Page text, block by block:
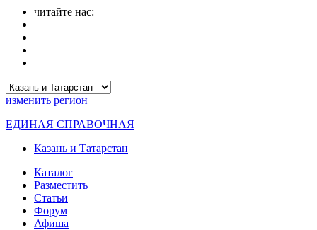
читайте нас:
изменить регион
ЕДИНАЯ СПРАВОЧНАЯ
Казань и Татарстан
Каталог
Разместить
Статьи
Форум
Афиша